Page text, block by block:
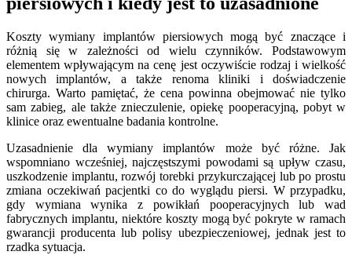
Koszty wymiany implantów piersiowych mogą być znaczące i
różnią się w zależności od wielu czynników. Podstawowym
elementem wpływającym na cenę jest oczywiście rodzaj i wielkość
nowych implantów, a także renoma kliniki i doświadczenie
chirurga. Warto pamiętać, że cena powinna obejmować nie tylko
sam zabieg, ale także znieczulenie, opiekę pooperacyjną, pobyt w
klinice oraz ewentualne badania kontrolne.
Uzasadnienie dla wymiany implantów może być różne. Jak
wspomniano wcześniej, najczęstszymi powodami są upływ czasu,
uszkodzenie implantu, rozwój torebki przykurczającej lub po prostu
zmiana oczekiwań pacjentki co do wyglądu piersi. W przypadku,
gdy wymiana wynika z powikłań pooperacyjnych lub wad
fabrycznych implantu, niektóre koszty mogą być pokryte w ramach
gwarancji producenta lub polisy ubezpieczeniowej, jednak jest to
rzadka sytuacja.